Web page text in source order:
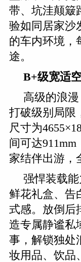
带、坑洼颠簸
验如同居家沙
的车内环境，
途。
B+级宽适
高级的浪
打破级别局限
尺寸为
间可达
家结伴出游，
强悍装载
鲜花礼盒、告
式感。放倒后
造专属静谧私
事，解锁独处
妆用品、饮品